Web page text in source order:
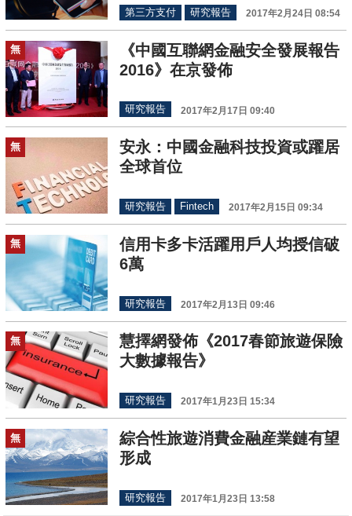
第三方支付 研究報告 2017年2月24日 08:54
無
《中國互聯網金融安全發展報告
2016》在京發佈
研究報告 2017年2月17日 09:40
無
安永：中國金融科技投資或躍居
全球首位
研究報告 Fintech 2017年2月15日 09:34
無
信用卡多卡活躍用戶人均授信破
6萬
研究報告 2017年2月13日 09:46
無
慧擇網發佈《2017春節旅遊保險
大數據報告》
研究報告 2017年1月23日 15:34
無
綜合性旅遊消費金融産業鏈有望
形成
研究報告 2017年1月23日 13:58